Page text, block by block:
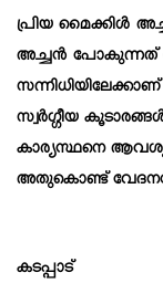
പ്രിയ മൈക്കിൾ
അച്ചൻ പോകുന്നത്
സ്വർഗ്ഗീയ
കാര്യസ്ഥനെ
അതുകൊണ്ട്
കടപ്പാട്